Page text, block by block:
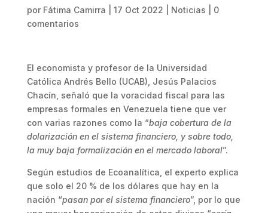
por Fátima Camirra 17 Oct 2022 Noticias
0
comentarios
El economista y profesor de la Universidad
Católica Andrés Bello (UCAB), Jesús Palacios
Chacín, señaló que la voracidad fiscal para las
empresas formales en Venezuela tiene que ver
con varias razones como la “baja cobertura de la
dolarización en el sistema financiero, y sobre todo,
la muy baja formalización en el mercado laboral”.
Según estudios de Ecoanalítica, el experto explica
que solo el 20 % de los dólares que hay en la
nación “pasan por el sistema financiero”, por lo que